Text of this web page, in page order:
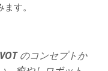
す。
のコンセプトか